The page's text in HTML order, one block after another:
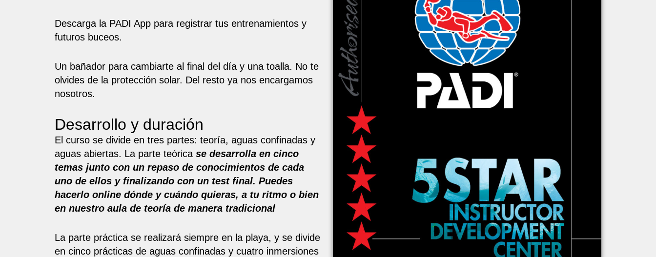
Descarga la PADI App para registrar tus entrenamientos y
futuros buceos.
Un bañador para cambiarte al final del día y una toalla. No te
olvides de la protección solar. Del resto ya nos encargamos
nosotros.
Desarrollo y duración
El curso se divide en tres partes: teoría, aguas confinadas y
aguas abiertas. La parte teórica se desarrolla en cinco
temas junto con un repaso de conocimientos de cada
uno de ellos y finalizando con un test final. Puedes
hacerlo online dónde y cuándo quieras, a tu ritmo o bien
en nuestro aula de teoría de manera tradicional
La parte práctica se realizará siempre en la playa, y se divide
en cinco prácticas de aguas confinadas y cuatro inmersiones